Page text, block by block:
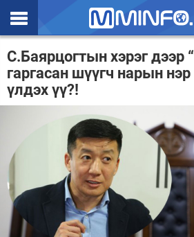
Эхлэл
Цаг агаар
Валют ханш
Эдийн засаг
Үзэл бодол
Спорт
С.Баярцогтын хэрэг дээр
гаргасан шүүгч нарын нэр
үлдэх үү?!